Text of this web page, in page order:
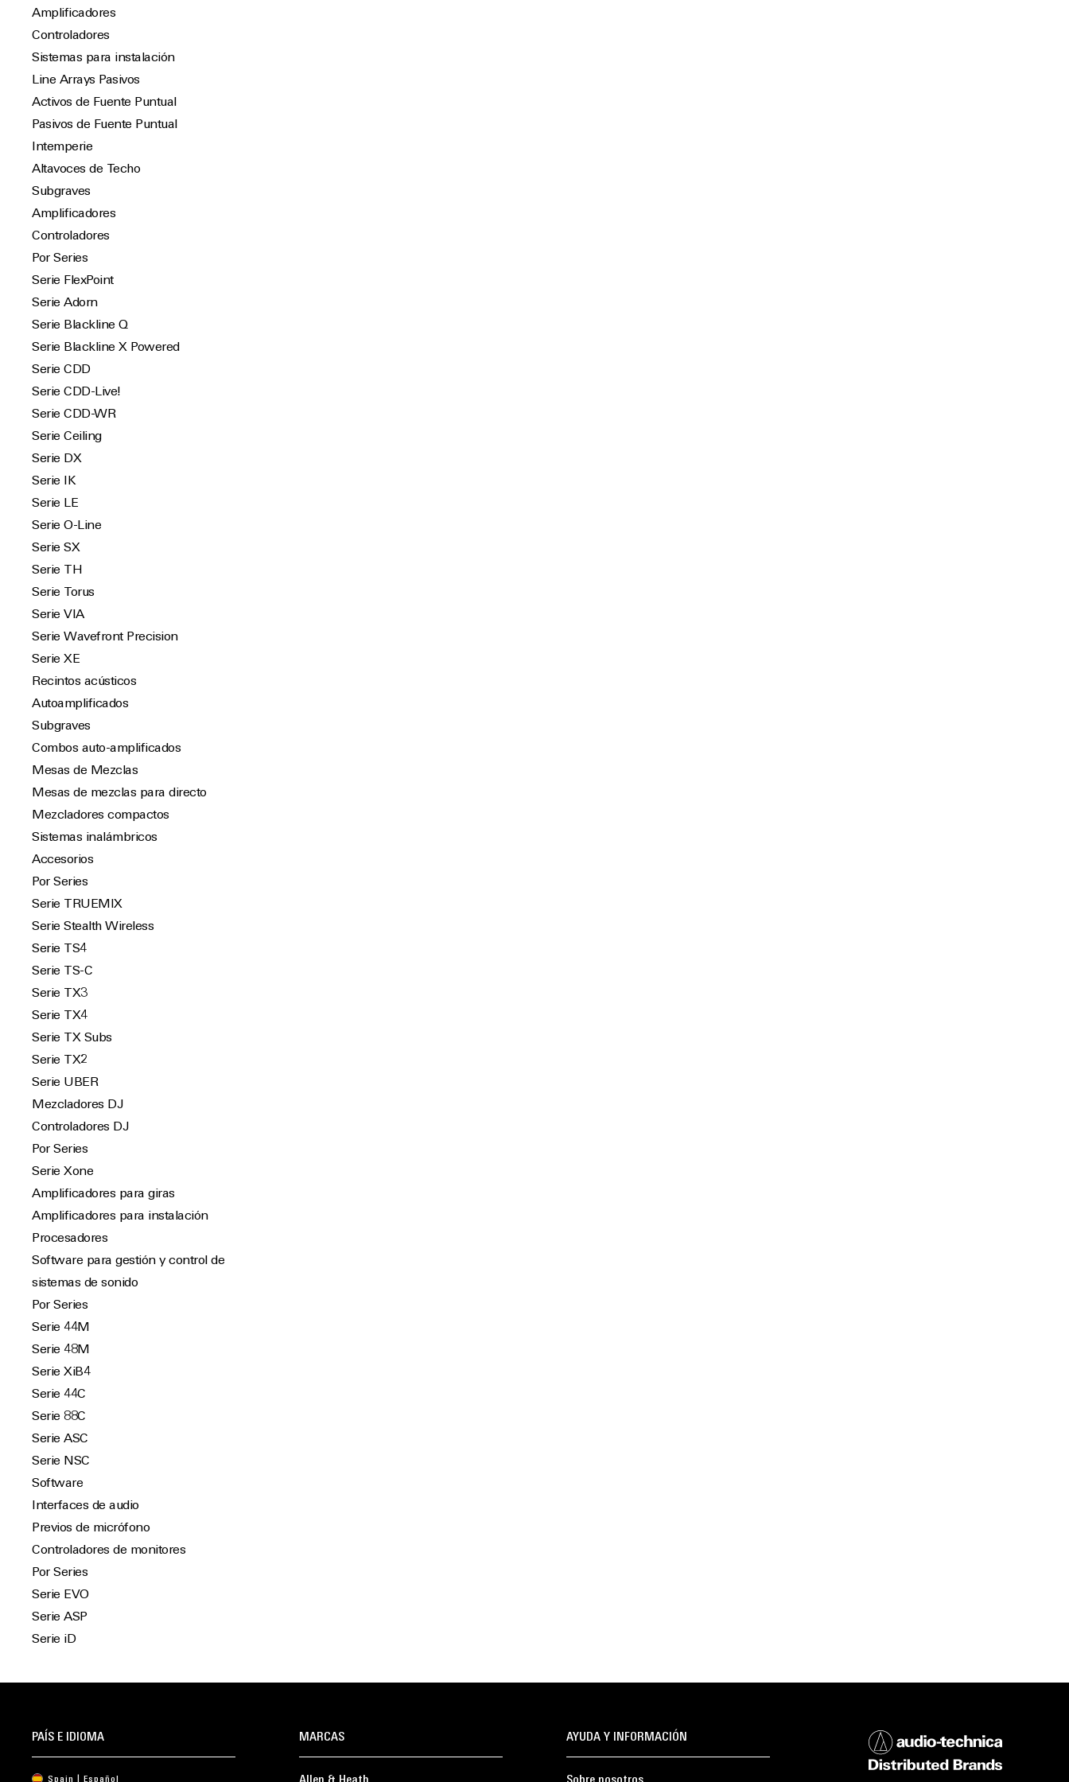
Amplificadores
Controladores
Sistemas para instalación
Line Arrays Pasivos
Activos de Fuente Puntual
Pasivos de Fuente Puntual
Intemperie
Altavoces de Techo
Subgraves
Amplificadores
Controladores
Por Series
Serie FlexPoint
Serie Adorn
Serie Blackline Q
Serie Blackline X Powered
Serie CDD
Serie CDD-Live!
Serie CDD-WR
Serie Ceiling
Serie DX
Serie IK
Serie LE
Serie O-Line
Serie SX
Serie TH
Serie Torus
Serie VIA
Serie Wavefront Precision
Serie XE
Recintos acústicos
Autoamplificados
Subgraves
Combos auto-amplificados
Mesas de Mezclas
Mesas de mezclas para directo
Mezcladores compactos
Sistemas inalámbricos
Accesorios
Por Series
Serie TRUEMIX
Serie Stealth Wireless
Serie TS4
Serie TS-C
Serie TX3
Serie TX4
Serie TX Subs
Serie TX2
Serie UBER
Mezcladores DJ
Controladores DJ
Por Series
Serie Xone
Amplificadores para giras
Amplificadores para instalación
Procesadores
Software para gestión y control de
sistemas de sonido
Por Series
Serie 44M
Serie 48M
Serie XiB4
Serie 44C
Serie 88C
Serie ASC
Serie NSC
Software
Interfaces de audio
Previos de micrófono
Controladores de monitores
Por Series
Serie EVO
Serie ASP
Serie iD
MARCAS AYUDA Y INFORMACIÓN
PAÍS E IDIOMA
Spain | Español